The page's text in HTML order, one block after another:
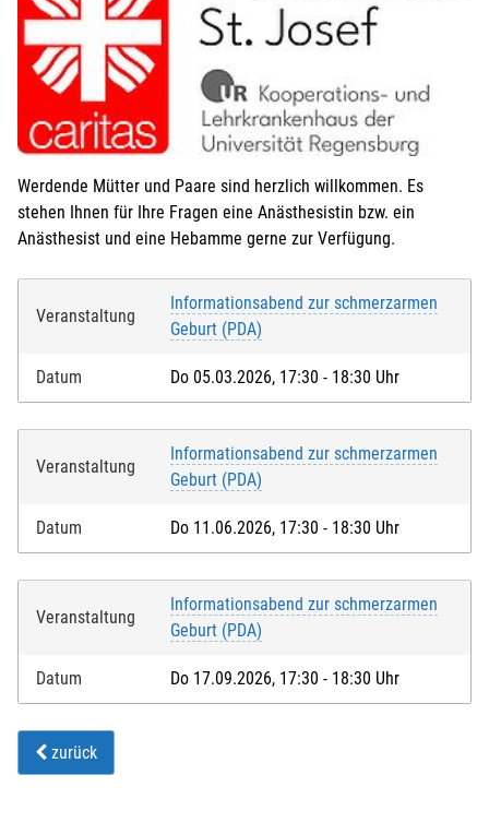
Werdende Mütter und Paare sind herzlich willkommen. Es
stehen Ihnen für Ihre Fragen eine Anästhesistin bzw. ein
Anästhesist und eine Hebamme gerne zur Verfügung.
Veranstaltung
Informationsabend zur schmerzarmen
Geburt (PDA)
Datum Do 05.03.2026, 17:30 - 18:30 Uhr
Veranstaltung
Informationsabend zur schmerzarmen
Geburt (PDA)
Datum Do 11.06.2026, 17:30 - 18:30 Uhr
Veranstaltung
Informationsabend zur schmerzarmen
Geburt (PDA)
Datum Do 17.09.2026, 17:30 - 18:30 Uhr
zurück